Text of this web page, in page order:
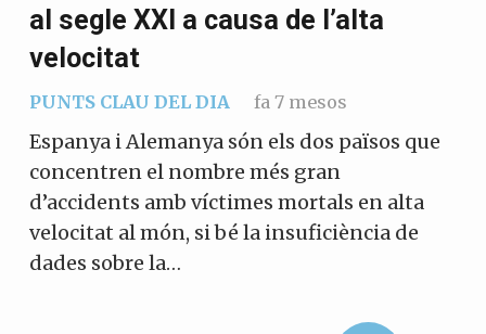
al segle XXI a causa de l’alta
velocitat
PUNTS CLAU DEL DIA fa 7 mesos
Espanya i Alemanya són els dos països que
concentren el nombre més gran
d’accidents amb víctimes mortals en alta
velocitat al món, si bé la insuficiència de
dades sobre la…